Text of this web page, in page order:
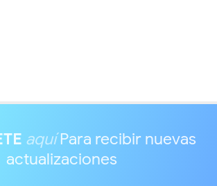
aquíPara recibir nuevas
actualizaciones